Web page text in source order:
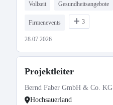
Vollzeit Gesundheitsangebote
Firmenevents 3
28.07.2026
Projektleiter
Bernd Faber GmbH & Co. KG
Hochsauerland